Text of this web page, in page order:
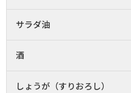
サラダ油
酒
しょうが（すりおろし）